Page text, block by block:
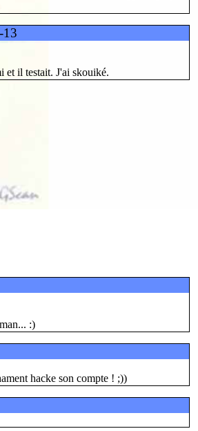
13
et il testait. J'ai skouiké.
:)
hacke son compte ! ;))